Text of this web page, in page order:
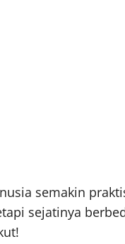
semakin
sejatinya